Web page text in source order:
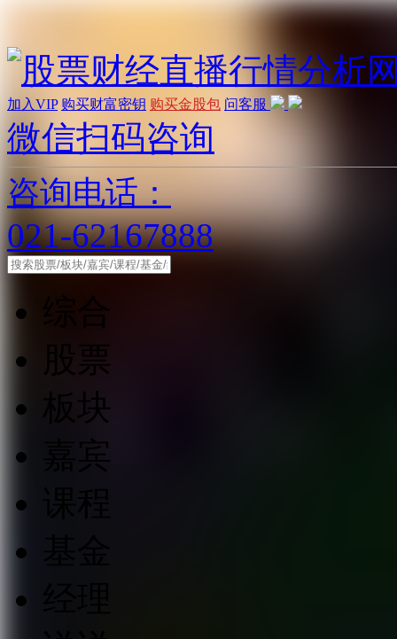
加入VIP 购买财富密钥 购买金股包 问客服
微信扫码咨询
咨询电话：
021-62167888
综合
股票
板块
嘉宾